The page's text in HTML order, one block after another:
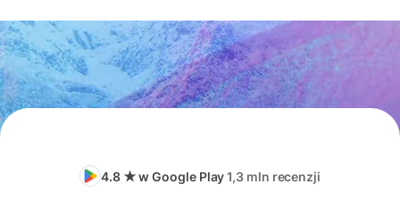
4.8 ★ w Google Play1,3 mln recenzji